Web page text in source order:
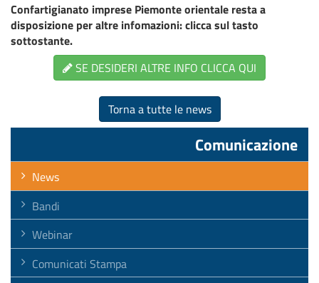
Confartigianato imprese Piemonte orientale resta a
disposizione per altre infomazioni: clicca sul tasto
sottostante.
SE DESIDERI ALTRE INFO CLICCA QUI
Torna a tutte le news
Comunicazione
News
Bandi
Webinar
Comunicati Stampa